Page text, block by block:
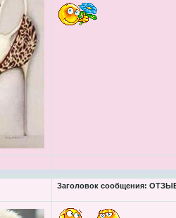
Заголовок сообщения: